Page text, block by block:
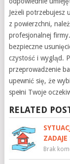
Jeżeli potrzebujesz
z powierzchni,
profesjonalnej
bezpieczne
czystość i wygląd.
przeprowadzenie
upewnić się, że
spełni Twoje
RELATED
Brak